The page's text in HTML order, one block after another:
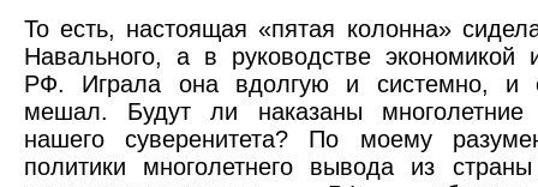
То есть, настоящая «пятая колонна»
Навального, а в руководстве экономикой
РФ. Играла она вдолгую и системно, и
мешал. Будут ли наказаны многолетние
нашего суверенитета? По моему
политики многолетнего вывода из